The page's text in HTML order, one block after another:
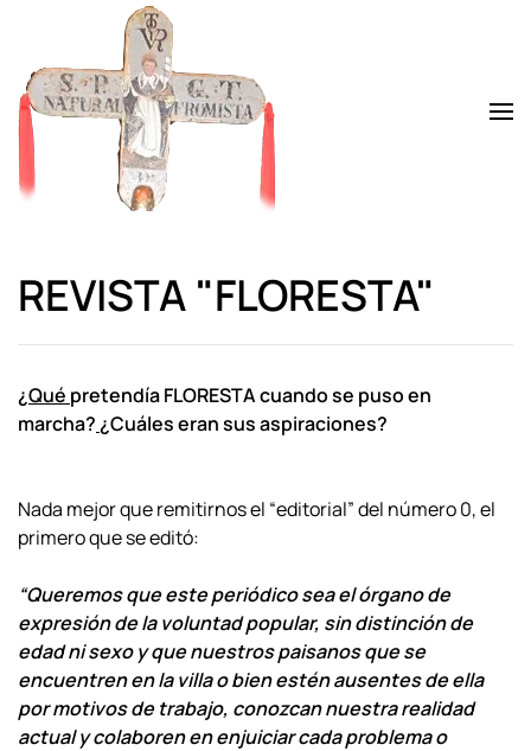
Skip to main content
REVISTA "FLORESTA"
¿Qué pretendía FLORESTA cuando se puso en
marcha?¿Cuáles eran sus aspiraciones?
Nada mejor que remitirnos el “editorial” del número 0, el
primero que se editó:
“Queremos que este periódico sea el órgano de
expresión de la voluntad popular, sin distinción de
edad ni sexo y que nuestros paisanos que se
encuentren en la villa o bien estén ausentes de ella
por motivos de trabajo, conozcan nuestra realidad
actual y colaboren en enjuiciar cada problema o